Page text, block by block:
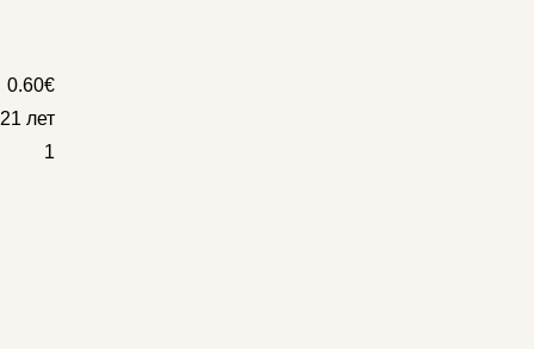
0.60€
21 лет
1